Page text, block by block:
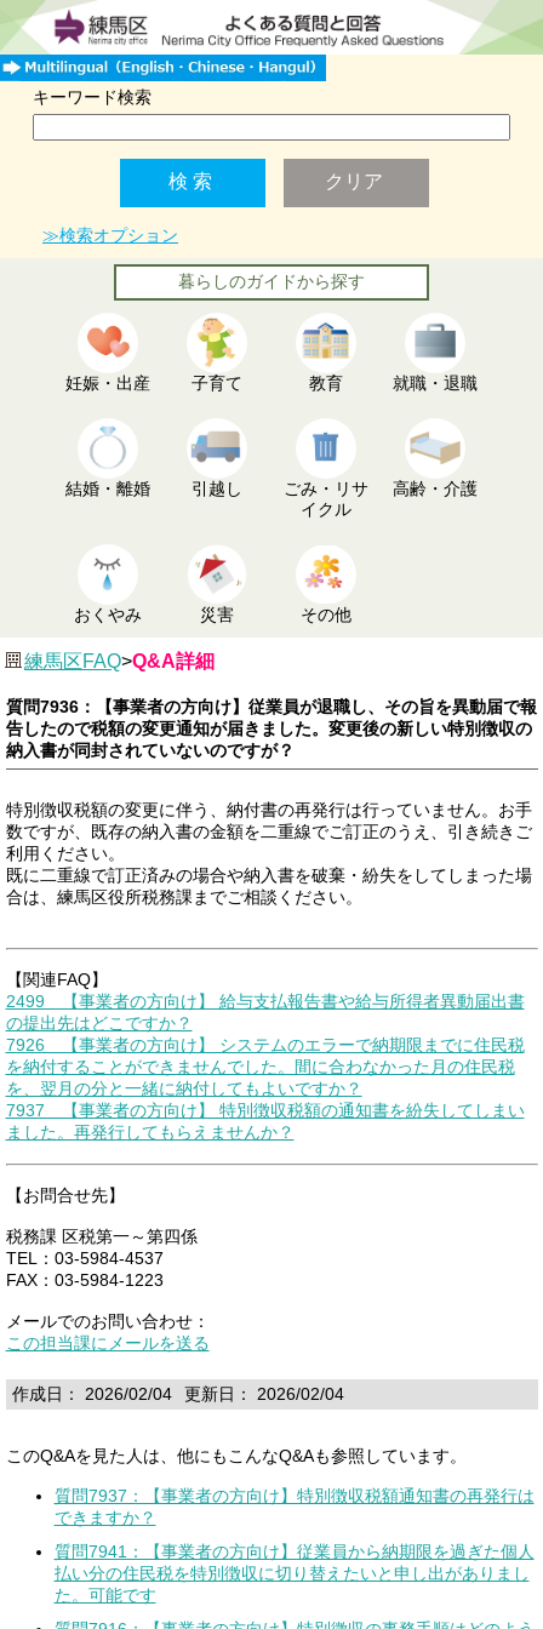
キーワード検索
≫検索オプション
暮らしのガイドから探す
妊娠・出産 子育て 教育 就職・退職
結婚・離婚 引越し
ごみ・リサ
イクル
高齢・介護
おくやみ 災害 その他
練馬区FAQ>Q&A詳細
質問7936：【事業者の方向け】従業員が退職し、その旨を異動届で報
告したので税額の変更通知が届きました。変更後の新しい特別徴収の
納入書が同封されていないのですが？
特別徴収税額の変更に伴う、納付書の再発行は行っていません。お手
数ですが、既存の納入書の金額を二重線でご訂正のうえ、引き続きご
利用ください。
既に二重線で訂正済みの場合や納入書を破棄・紛失をしてしまった場
合は、練馬区役所税務課までご相談ください。
【関連FAQ】
2499 【事業者の方向け】 給与支払報告書や給与所得者異動届出書
の提出先はどこですか？
7926 【事業者の方向け】 システムのエラーで納期限までに住民税
を納付することができませんでした。間に合わなかった月の住民税
を、翌月の分と一緒に納付してもよいですか？
7937 【事業者の方向け】 特別徴収税額の通知書を紛失してしまい
ました。再発行してもらえませんか？
【お問合せ先】
税務課 区税第一～第四係
TEL：03-5984-4537
FAX：03-5984-1223
メールでのお問い合わせ：
この担当課にメールを送る
作成日： 2026/02/04 更新日： 2026/02/04
このQ&Aを見た人は、他にもこんなQ&Aも参照しています。
質問7937：【事業者の方向け】特別徴収税額通知書の再発行は
できますか？
質問7941：【事業者の方向け】従業員から納期限を過ぎた個人
払い分の住民税を特別徴収に切り替えたいと申し出がありまし
た。可能です